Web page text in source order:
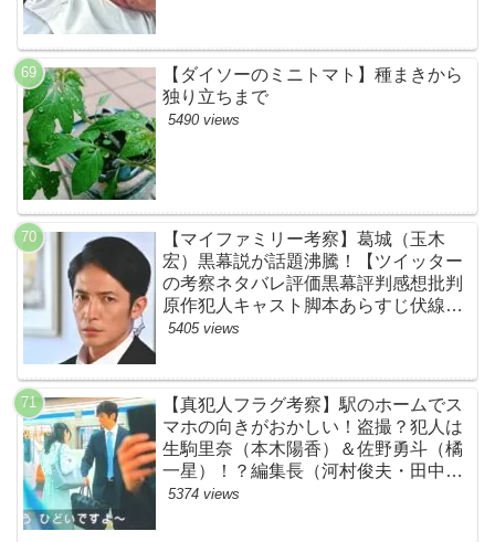
【ダイソーのミニトマト】種まきから
独り立ちまで
5490 views
【マイファミリー考察】葛城（玉木
宏）黒幕説が話題沸騰！【ツイッター
の考察ネタバレ評価黒幕評判感想批判
原作犯人キャスト脚本あらすじ伏線ま
とめ】
5405 views
【真犯人フラグ考察】駅のホームでス
マホの向きがおかしい！盗撮？犯人は
生駒里奈（本木陽香）＆佐野勇斗（橘
一星）！？編集長（河村俊夫・田中哲
司説も？【ネット・ツイッターの考察
5374 views